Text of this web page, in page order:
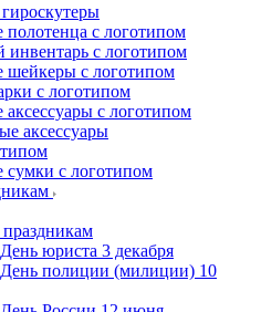
с логотипом
с логотипом
шейкеры с логотипом
с логотипом
с логотипом
аксессуары
с логотипом
юриста 3 декабря
полиции (милиции) 10